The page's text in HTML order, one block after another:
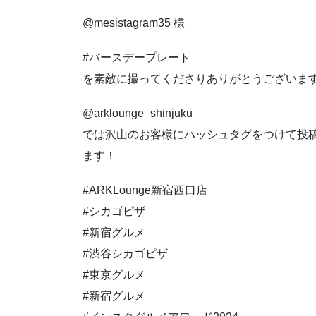
@mesistagram35 様
#バースデープレート
を素敵に撮ってくださりありがとうございま
@arklounge_shinjuku
では沢山のお客様にハッシュタグをつけて投
ます！
#ARKLounge新宿西口店
#シカゴピザ
#新宿グルメ
#渋谷シカゴピザ
#東京グルメ
#新宿グルメ